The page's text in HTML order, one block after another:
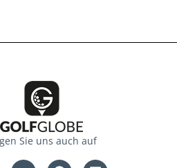
Sie uns auch auf